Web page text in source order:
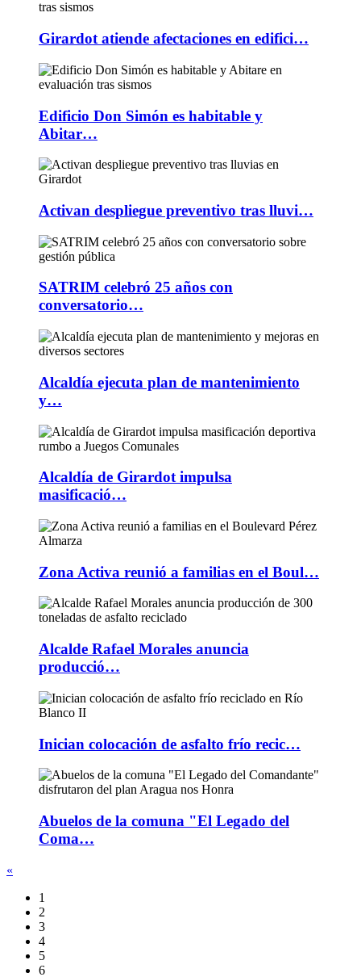
Girardot atiende afectaciones en edifici…
Edificio Don Simón es habitable y
Abitar…
Activan despliegue preventivo tras lluvi…
SATRIM celebró 25 años con
conversatorio…
Alcaldía ejecuta plan de mantenimiento
y…
Alcaldía de Girardot impulsa
masificació…
Zona Activa reunió a familias en el Boul…
Alcalde Rafael Morales anuncia
producció…
Inician colocación de asfalto frío recic…
Abuelos de la comuna "El Legado del
Coma…
«
1
2
3
4
5
6